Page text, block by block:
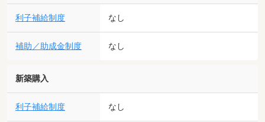
利子補給制度 なし
補助／助成金制度 なし
新築購入
利子補給制度 なし